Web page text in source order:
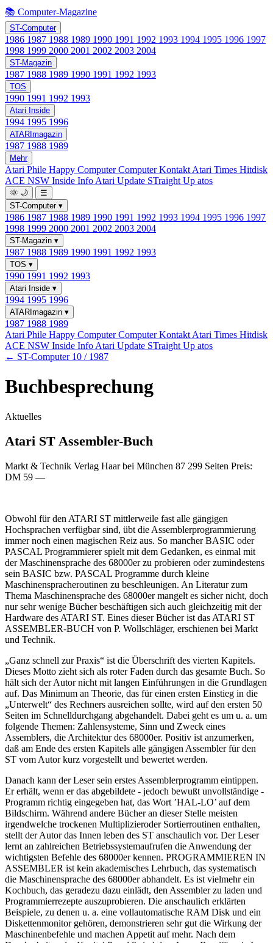
📚 Computer-Magazine
ST-Computer
1986 1987 1988 1989 1990 1991 1992 1993 1994 1995 1996 1997
1998 1999 2000 2001 2002 2003 2004
ST-Magazin
1987 1988 1989 1990 1991 1992 1993
TOS
1990 1991 1992 1993
Atari Inside
1994 1995 1996
ATARImagazin
1987 1988 1989
Mehr
Atari Phile Happy ComputerComputer Kontakt Atari Times Hitdisk
ACE NSW Inside Info Atari Update STraight Up atos
🌞 🌙
☰
ST-Computer ▾
1986 1987 1988 1989 1990 1991 1992 1993 1994 1995 1996 1997
1998 1999 2000 2001 2002 2003 2004
ST-Magazin ▾
1987 1988 1989 1990 1991 1992 1993
TOS ▾
1990 1991 1992 1993
Atari Inside ▾
1994 1995 1996
ATARImagazin ▾
1987 1988 1989
Atari Phile Happy ComputerComputer Kontakt Atari Times Hitdisk
ACE NSW Inside Info Atari Update STraight Up atos
← ST-Computer 10 / 1987
Buchbesprechung
Aktuelles
Atari ST Assembler-Buch
Markt & Technik Verlag Haar bei München 87 299 Seiten Preis:
DM 59 —
Obwohl für den ATARI ST mittlerweile fast alle gängigen
Hochsprachen verfügbar sind, übt die Assemblerprogrammierung
immer noch einen magischen Reiz aus. So mancher BASIC oder
PASCAL Programmierer spielt mit dem Gedanken, es einmal mit
der Maschinensprache des 68000er zu probieren oder zumindestens
sein BASIC bzw. PASCAL Programme durch kleine
Maschinenspracheroutinen zu beschleunigen. An Literatur zum
Thema Maschinensprache des 68000er mangelt es sicher nicht, doch
nur sehr wenige Bücher beschäftigen sich auch gleichzeitig mit der
Hardware des ATARI ST. Eines dieser Bücher ist das ATARI ST
ASSEMBLER-BUCH von P. Wollschläger, erschienen bei Markt
und Technik.
„Ganz schnell zur Praxis“ ist die Überschrift des vierten Kapitels.
Dieses Motto zieht sich als roter Faden durch das gesamte Buch. So
hält sich der Autor nicht mit langen Einführungen in die Grundlagen
auf. Das Minimum an Theorie, das für einen ersten Einstieg in die
„Unterwelt“ des Rechners ausreichen sollte, wird auf den ersten 50
Seiten im Schnelldurchgang abgehandelt. Dabei geht es um u. a. um
folgende Themen: Zahlensysteme, Sinn und Zweck eines
Assemblers, die Architektur des 68000er. Positiv ist anzumerken,
daß am Ende des ersten Kapitels alle gängigen Assembler für den
ST vom Autor kurz vorgestellt und bewertet werden.
Danach kann der Leser sein erstes Assemblerprogramm eintippen.
Er erhält, wenn er das abgebildete - jedoch bewußt unvollständige -
Programm richtig eingegeben hat, das Wort ’HAL-LO’ auf dem
Bildschirm. Während andere Bücher an dieser Stelle meisten
irgendwelche trockenen Multiplizieroder Sortierroutinen enthalten,
stellt der Autor das Innen leben des ST anschaulich vor. Der Leser
lernt an zahlreichen Betriebssystemaufrufen die Anwendung der
wichtigsten Befehle des 68000er kennen. PROGRAMMIEREN IN
ASSEMBLER ist kein akademisches Lehrbuch, das systematisch
die Maschinensprache des 68000er abhandelt. Es ist vielmehr ein
Kochbuch, das geradezu dazu einlädt, den Assembler zu laden und
Programmierrezepte auszuprobieren. Die anschaulich erklärten
Beispiele, zu denen u. a. eine vollautomatische RAM Disk und ein
Diskettenmonitor gehören, demonstrieren sehr gut die Wirkung der
Maschinenbefehle und machen Appetit auf mehr. Nach dem